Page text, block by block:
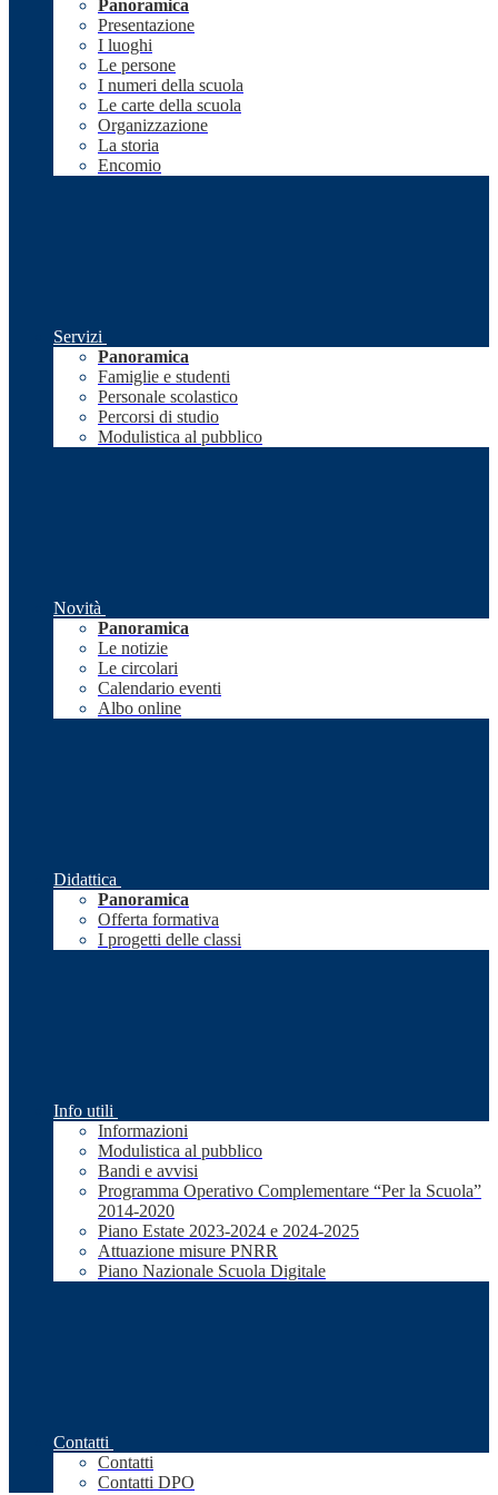
Panoramica
Presentazione
I luoghi
Le persone
I numeri della scuola
Le carte della scuola
Organizzazione
La storia
Encomio
Servizi
Panoramica
Famiglie e studenti
Personale scolastico
Percorsi di studio
Modulistica al pubblico
Novità
Panoramica
Le notizie
Le circolari
Calendario eventi
Albo online
Didattica
Panoramica
Offerta formativa
I progetti delle classi
Info utili
Informazioni
Modulistica al pubblico
Bandi e avvisi
Programma Operativo Complementare “Per la Scuola”
2014-2020
Piano Estate 2023-2024 e 2024-2025
Attuazione misure PNRR
Piano Nazionale Scuola Digitale
Contatti
Contatti
Contatti DPO